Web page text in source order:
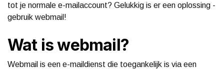
tot je normale e-mailaccount? Gelukkig is er een oplossing -
gebruik webmail!
Wat is webmail?
Webmail is een e-maildienst die toegankelijk is via een